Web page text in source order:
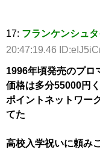
17: フランケンシュ
20:47:19.46
1996年頃発売のプロ
価格は多分55000円
ポイントネットワー
てた
高校入学祝いに頼み